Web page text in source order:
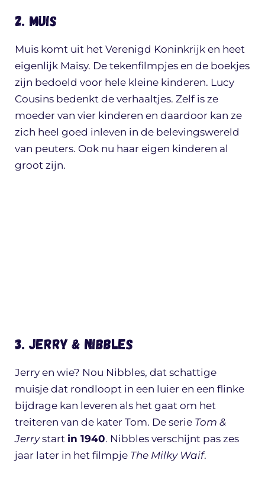
2. Muis
Muis komt uit het Verenigd Koninkrijk en heet
eigenlijk Maisy. De tekenfilmpjes en de boekjes
zijn bedoeld voor hele kleine kinderen. Lucy
Cousins bedenkt de verhaaltjes. Zelf is ze
moeder van vier kinderen en daardoor kan ze
zich heel goed inleven in de belevingswereld
van peuters. Ook nu haar eigen kinderen al
groot zijn.
3. Jerry & Nibbles
Jerry en wie? Nou Nibbles, dat schattige
muisje dat rondloopt in een luier en een flinke
bijdrage kan leveren als het gaat om het
treiteren van de kater Tom. De serie Tom &
Jerrystart in 1940. Nibbles verschijnt pas zes
jaar later in het filmpje The Milky Waif.